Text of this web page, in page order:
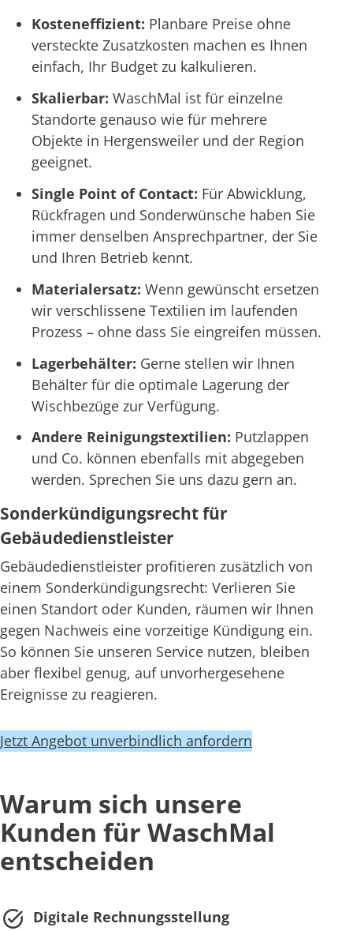
Kosteneffizient: Planbare Preise ohne
versteckte Zusatzkosten machen es Ihnen
einfach, Ihr Budget zu kalkulieren.
Skalierbar: WaschMal ist für einzelne
Standorte genauso wie für mehrere
Objekte in Hergensweiler und der Region
geeignet.
Single Point of Contact: Für Abwicklung,
Rückfragen und Sonderwünsche haben Sie
immer denselben Ansprechpartner, der Sie
und Ihren Betrieb kennt.
Materialersatz: Wenn gewünscht ersetzen
wir verschlissene Textilien im laufenden
Prozess – ohne dass Sie eingreifen müssen.
Lagerbehälter: Gerne stellen wir Ihnen
Behälter für die optimale Lagerung der
Wischbezüge zur Verfügung.
Andere Reinigungstextilien: Putzlappen
und Co. können ebenfalls mit abgegeben
werden. Sprechen Sie uns dazu gern an.
Sonderkündigungsrecht für
Gebäudedienstleister
Gebäudedienstleister profitieren zusätzlich von
einem Sonderkündigungsrecht: Verlieren Sie
einen Standort oder Kunden, räumen wir Ihnen
gegen Nachweis eine vorzeitige Kündigung ein.
So können Sie unseren Service nutzen, bleiben
aber flexibel genug, auf unvorhergesehene
Ereignisse zu reagieren.
Jetzt Angebot unverbindlich anfordern
Warum sich unsere
Kunden für WaschMal
entscheiden
Digitale Rechnungsstellung